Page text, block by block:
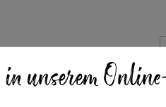
unserem